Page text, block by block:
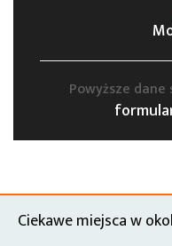
Powyższe dane
Ciekawe miejsca w